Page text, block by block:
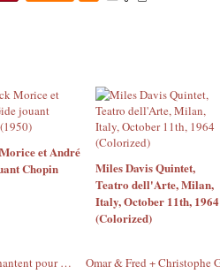
et André
Chopin
Miles Davis Quintet,
Teatro dell'Arte, Milan,
Italy, October 11th, 1964
(Colorized)
Des artistes africains et antillais chantent pour le peuple ivoirien